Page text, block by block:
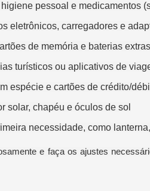
pessoal e medicamentos
eletrônicos, carregadores e
de memória e baterias extras
turísticos ou aplicativos de
espécie e cartões de crédito/
solar, chapéu e óculos de sol
necessidade, como
e faça os ajustes